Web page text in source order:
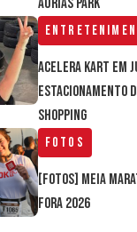
Acelera Kart em
estacionamento
Shopping
Fotos
[FOTOS] Meia
Fora 2026